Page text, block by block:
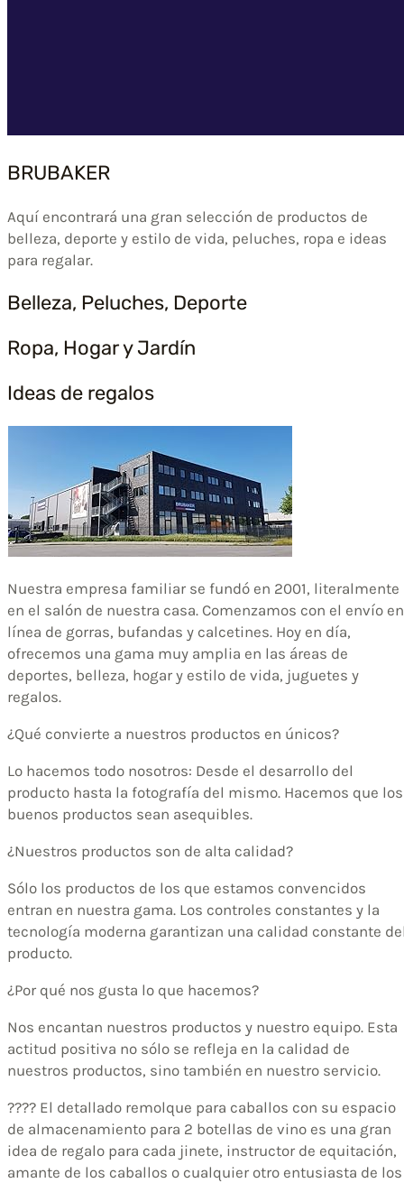
BRUBAKER
Aquí encontrará una gran selección de productos de
belleza, deporte y estilo de vida, peluches, ropa e ideas
para regalar.
Belleza, Peluches, Deporte
Ropa, Hogar y Jardín
Ideas de regalos
Nuestra empresa familiar se fundó en 2001, literalmente
en el salón de nuestra casa. Comenzamos con el envío en
línea de gorras, bufandas y calcetines. Hoy en día,
ofrecemos una gama muy amplia en las áreas de
deportes, belleza, hogar y estilo de vida, juguetes y
regalos.
¿Qué convierte a nuestros productos en únicos?
Lo hacemos todo nosotros: Desde el desarrollo del
producto hasta la fotografía del mismo. Hacemos que los
buenos productos sean asequibles.
¿Nuestros productos son de alta calidad?
Sólo los productos de los que estamos convencidos
entran en nuestra gama. Los controles constantes y la
tecnología moderna garantizan una calidad constante
producto.
¿Por qué nos gusta lo que hacemos?
Nos encantan nuestros productos y nuestro equipo. Esta
actitud positiva no sólo se refleja en la calidad de
nuestros productos, sino también en nuestro servicio.
???? El detallado remolque para caballos con su espacio
de almacenamiento para 2 botellas de vino es una gran
idea de regalo para cada jinete, instructor de equitación,
amante de los caballos o cualquier otro entusiasta de los